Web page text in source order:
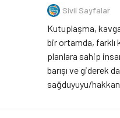
Sivil Sayfalar
Kutuplaşma,
bir ortamda, farklı
planlara sahip
barışı ve giderek
sağduyuyu/
insan hakları